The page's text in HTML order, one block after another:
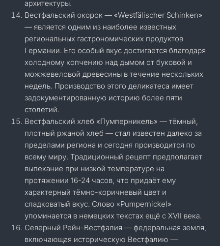
архитектуры.
Вестфальский окорок — «Westfälischer Schinken»
— является одним из наиболее известных
региональных гастрономических продуктов
Германии. Его особый вкус достигается благодаря
холодному копчению над дымом от буковой и
можжевеловой древесины в течение нескольких
недель. Производство этого деликатеса имеет
задокументированную историю более пяти
столетий.
Вестфальский хлеб «Пумперникель» — тёмный,
плотный ржаной хлеб — стал известен далеко за
пределами региона и сегодня производится по
всему миру. Традиционный рецепт предполагает
выпекание при низкой температуре на
протяжении 16-24 часов, что придаёт ему
характерный тёмно-коричневый цвет и
сладковатый вкус. Слово «Pumpernickel»
упоминается в немецких текстах ещё с XVII века.
Северный Рейн-Вестфалия — федеральная земля,
включающая историческую Вестфалию —